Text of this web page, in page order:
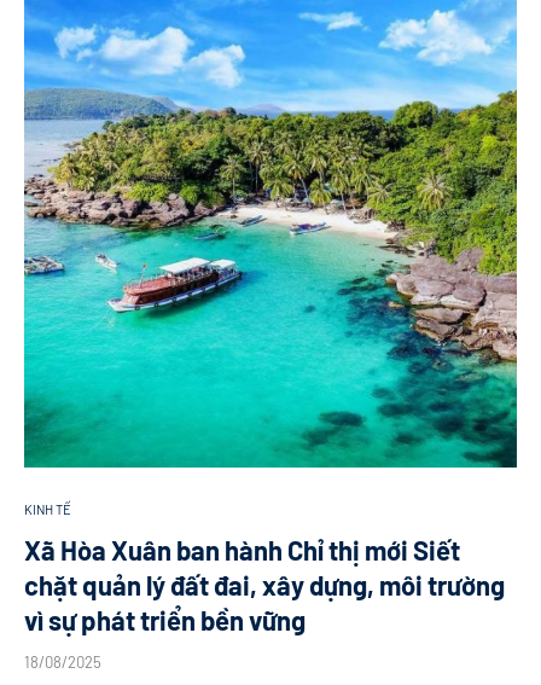
KINH TẾ
Xã Hòa Xuân ban hành Chỉ thị mới Siết
chặt quản lý đất đai, xây dựng, môi trường
vì sự phát triển bền vững
18/08/2025